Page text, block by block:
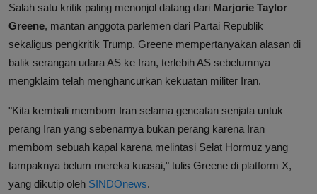
Salah satu kritik paling menonjol datang dari Marjorie Taylor
Greene, mantan anggota parlemen dari Partai Republik
sekaligus pengkritik Trump. Greene mempertanyakan alasan di
balik serangan udara AS ke Iran, terlebih AS sebelumnya
mengklaim telah menghancurkan kekuatan militer Iran.
"Kita kembali membom Iran selama gencatan senjata untuk
perang Iran yang sebenarnya bukan perang karena Iran
membom sebuah kapal karena melintasi Selat Hormuz yang
tampaknya belum mereka kuasai," tulis Greene di platform X,
yang dikutip oleh SINDOnews.